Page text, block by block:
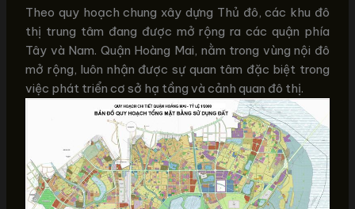
Theo quy hoạch chung xây dựng Thủ đô, các khu đô
thị trung tâm đang được mở rộng ra các quận phía
Tây và Nam. Quận Hoàng Mai, nằm trong vùng nội đô
mở rộng, luôn nhận được sự quan tâm đặc biệt trong
việc phát triển cơ sở hạ tầng và cảnh quan đô thị.